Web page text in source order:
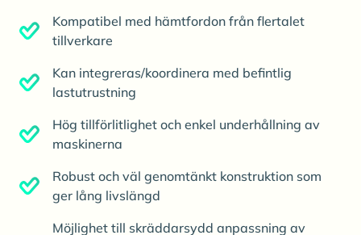
Kompatibel med hämtfordon från flertalet
tillverkare
Kan integreras/koordinera med befintlig
lastutrustning
Hög tillförlitlighet och enkel underhållning av
maskinerna
Robust och väl genomtänkt konstruktion som
ger lång livslängd
Möjlighet till skräddarsydd anpassning av